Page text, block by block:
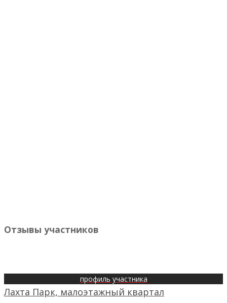
Отзывы участников
профиль участника
Лахта Парк, малоэтажный квартал